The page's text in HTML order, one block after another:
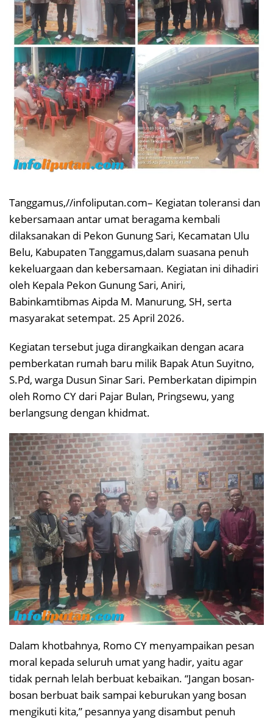
Tanggamus,//infoliputan.com– Kegiatan toleransi dan
kebersamaan antar umat beragama kembali
dilaksanakan di Pekon Gunung Sari, Kecamatan Ulu
Belu, Kabupaten Tanggamus,dalam suasana penuh
kekeluargaan dan kebersamaan. Kegiatan ini dihadiri
oleh Kepala Pekon Gunung Sari, Aniri,
Babinkamtibmas Aipda M. Manurung, SH, serta
masyarakat setempat. 25 April 2026.
Kegiatan tersebut juga dirangkaikan dengan acara
pemberkatan rumah baru milik Bapak Atun Suyitno,
S.Pd, warga Dusun Sinar Sari. Pemberkatan dipimpin
oleh Romo CY dari Pajar Bulan, Pringsewu, yang
berlangsung dengan khidmat.
Dalam khotbahnya, Romo CY menyampaikan pesan
moral kepada seluruh umat yang hadir, yaitu agar
tidak pernah lelah berbuat kebaikan. “Jangan bosan-
bosan berbuat baik sampai keburukan yang bosan
mengikuti kita,” pesannya yang disambut penuh